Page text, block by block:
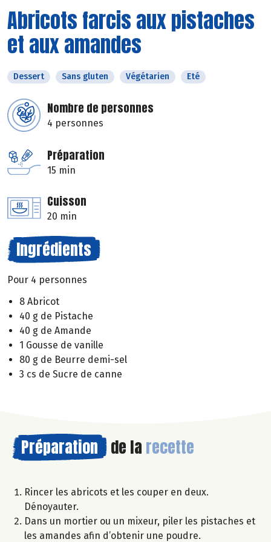
Abricots farcis aux pistaches
et aux amandes
Dessert Sans gluten Végétarien Eté
Nombre de personnes
4 personnes
Préparation
15 min
Cuisson
20 min
Ingrédients
Pour 4 personnes
8 Abricot
40 g de Pistache
40 g de Amande
1 Gousse de vanille
80 g de Beurre demi-sel
3 cs de Sucre de canne
Préparation de la recette
Rincer les abricots et les couper en deux.
Dénoyauter.
Dans un mortier ou un mixeur, piler les pistaches et
les amandes afin d’obtenir une poudre.